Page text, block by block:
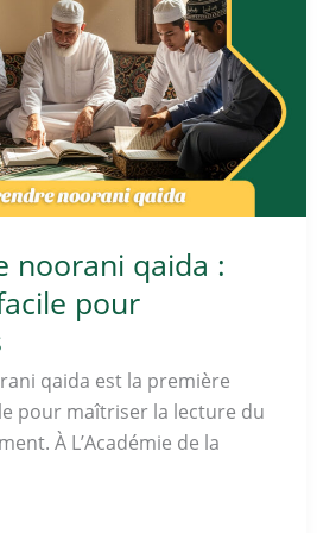
noorani qaida :
pour
qaida est la première
pour maîtriser la lecture du
À L’Académie de la